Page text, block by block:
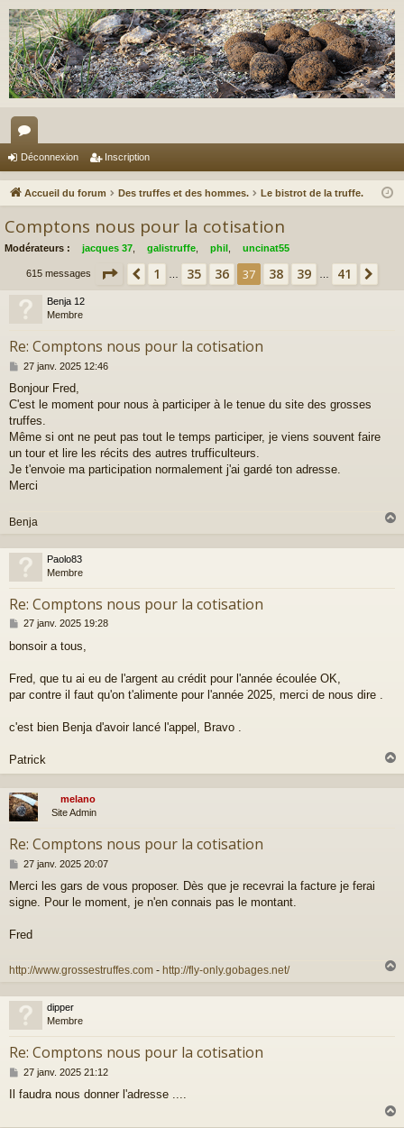
or
u
Déconnexion Inscription
Accueil du forum Des truffes et des hommes. Le bistrot de la truffe.
Comptons nous pour la cotisation
Modérateurs : jacques 37 galistruffe phil uncinat55
615 messages Page 37 sur41
Précédent
1 35 36 37 38 39 41
Benja 12
Membre
Re: Comptons nous pour la cotisation
M
s
s
a
g
27 janv. 2025 12:46
Bonjour Fred,
C'est le moment pour nous à participer à le tenue du site des grosses
truffes.
Même si ont ne peut pas tout le temps participer, je viens souvent faire
un tour et lire les récits des autres trufficulteurs.
Je t'envoie ma participation normalement j'ai gardé ton adresse.
Merci
Benja
u
Paolo83
Membre
Re: Comptons nous pour la cotisation
M
s
a
g
27 janv. 2025 19:28
bonsoir a tous,
Fred, que tu ai eu de l'argent au crédit pour l'année écoulée OK,
par contre il faut qu'on t'alimente pour l'année 2025, merci de nous dire .
c'est bien Benja d'avoir lancé l'appel, Bravo .
Patrick
a
melano
Site Admin
Re: Comptons nous pour la cotisation
M
s
s
g
27 janv. 2025 20:07
Merci les gars de vous proposer. Dès que je recevrai la facture je ferai
signe. Pour le moment, je n'en connais pas le montant.
Fred
http://www.grossestruffes.com - http://fly-only.gobages.net/
u
dipper
Membre
Re: Comptons nous pour la cotisation
M
s
a
27 janv. 2025 21:12
Il faudra nous donner l'adresse ....